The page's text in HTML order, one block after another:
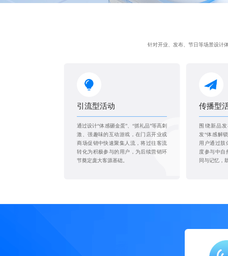
针对开业、发布、节日等场景设计
引流型活动
通过设计“体感砸金蛋”、“抓礼品”等高刺
激、强趣味的互动游戏，在门店开业或
商场促销中快速聚集人流，将过往客流
转化为积极参与的用户，为后续营销环
节奠定庞大客源基础。
传播型
围绕新品
发“体感解
用户通过肢
度参与中自
同与记忆，